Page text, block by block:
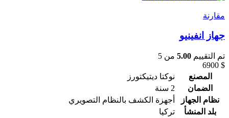
مقارنة
جهاز انفينيو
تم التقييم 5.00 من 5
6900 $
المصنع
نوكتا ديتيكتورز
الضمان
2 سنة
نظام الجهاز
أجهزة الكشف بالنظام التصويري
بلد المنشأ
تركيا